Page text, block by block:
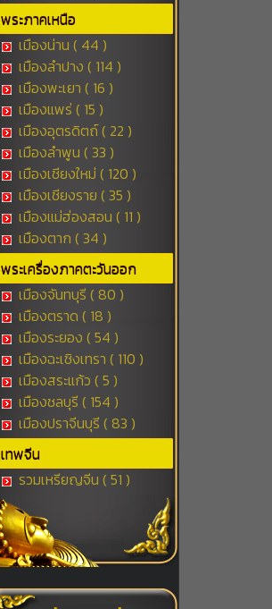
พระภาคเหนือ
เมืองน่าน ( 44 )
เมืองลำปาง ( 114 )
เมืองพะเยา ( 16 )
เมืองแพร่ ( 15 )
เมืองอุตรดิตถ์ ( 22 )
เมืองลำพูน ( 33 )
เมืองเชียงใหม่ ( 120 )
เมืองเชียงราย ( 35 )
เมืองแม่ฮ่องสอน ( 11 )
เมืองตาก ( 34 )
พระเครื่องภาคตะวันออก
เมืองจันทบุรี ( 80 )
เมืองตราด ( 18 )
เมืองระยอง ( 54 )
เมืองฉะเชิงเทรา ( 110 )
เมืองสระแก้ว ( 5 )
เมืองชลบุรี ( 154 )
เมืองปราจีนบุรี ( 83 )
เทพจีน
รวมเหรียญจีน ( 51 )